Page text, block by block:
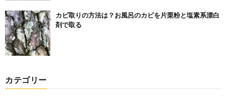
カビ取りの方法は？お風呂のカビを片栗粉と塩素系漂白
剤で取る
カテゴリー